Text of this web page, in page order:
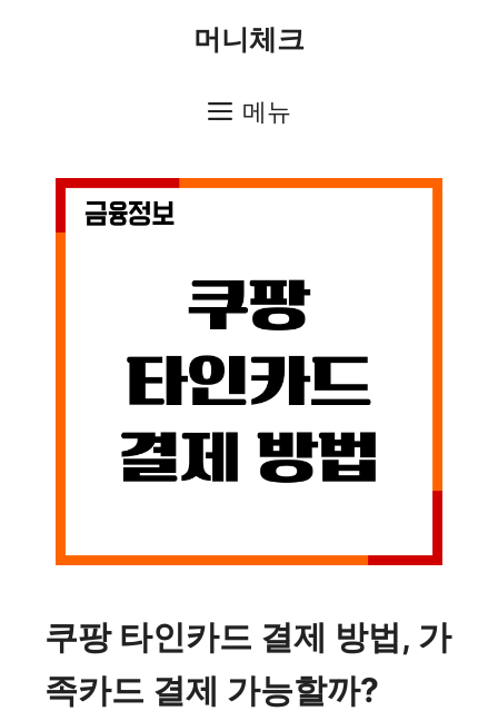
머니체크
메뉴
쿠팡 타인카드 결제 방법, 가
족카드 결제 가능할까?